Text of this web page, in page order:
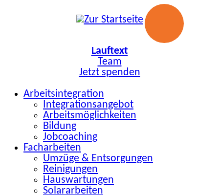
Lauftext
Team
Jetzt spenden
Arbeitsintegration
Integrationsangebot
Arbeitsmöglichkeiten
Bildung
Jobcoaching
Facharbeiten
Umzüge & Entsorgungen
Reinigungen
Hauswartungen
Solararbeiten